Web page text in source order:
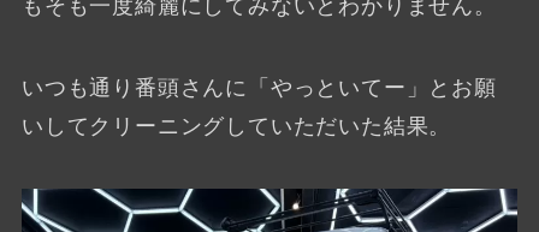
もそも一度綺麗にしてみないとわかりません。
いつも通り番頭さんに「やっといてー」とお願
いしてクリーニングしていただいた結果。